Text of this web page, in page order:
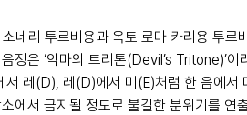
네리 투르비용과 옥토 로마 카리용 투
은 ‘악마의 트리톤(Devil’s Tritone)’이
레(D), 레(D)에서 미(E)처럼 한 음에서
에서 금지될 정도로 불길한 분위기를